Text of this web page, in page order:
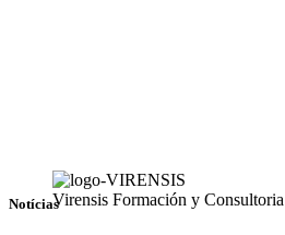
Virensis Formación y Consultoria
Notícias